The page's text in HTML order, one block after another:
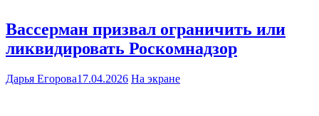
Вассерман призвал ограничить или
ликвидировать Роскомнадзор
Дарья Егорова17.04.2026 На экране